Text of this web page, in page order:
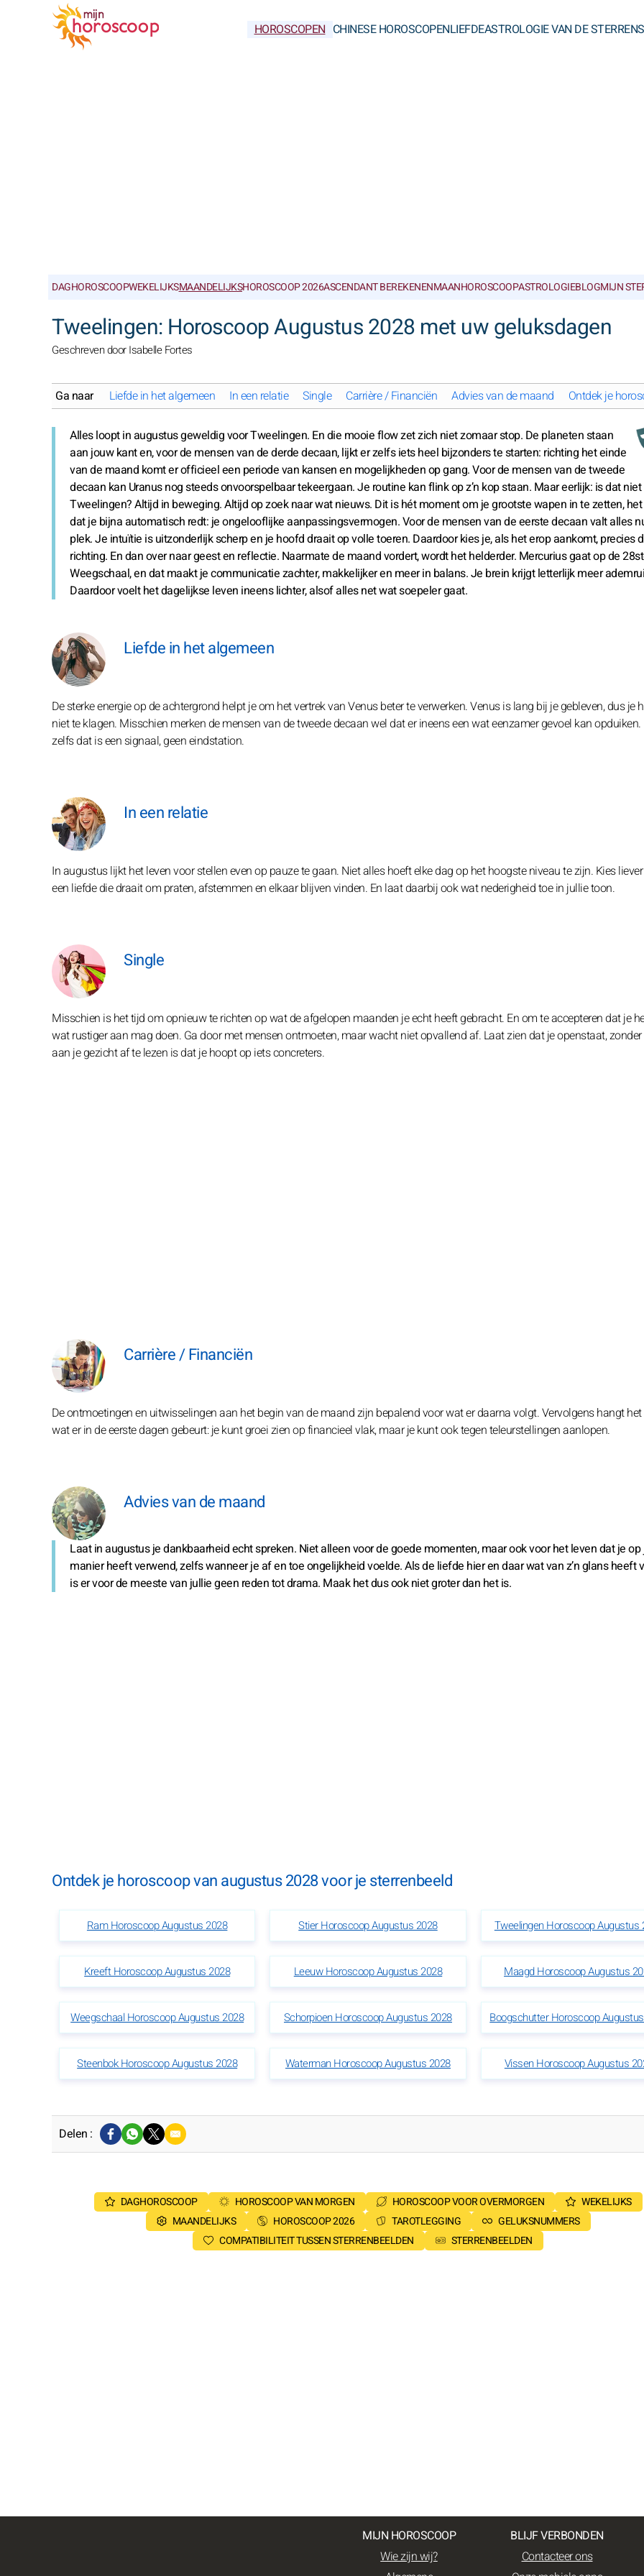
HOROSCOPEN CHINESE HOROSCOPENLIEFDEASTROLOGIE VAN DE STERREN
DAGHOROSCOOPWEKELIJKSMAANDELIJKSHOROSCOOP 2026ASCENDANT BEREKENENMAANHOROSCOOPASTROLOGIEBLOGMIJN
Tweelingen: Horoscoop Augustus 2028 met uw geluksdagen
Geschreven door Isabelle Fortes
Ga naar Liefde in het algemeen In een relatie Single Carrière / Financiën Advies van de maand Ontdek je
Alles loopt in augustus geweldig voor Tweelingen. En die mooie flow zet zich niet zomaar stop. De planeten staan
aan jouw kant en, voor de mensen van de derde decaan, lijkt er zelfs iets heel bijzonders te starten: richting het einde
van de maand komt er officieel een periode van kansen en mogelijkheden op gang. Voor de mensen van de tweede
decaan kan Uranus nog steeds onvoorspelbaar tekeergaan. Je routine kan flink op z’n kop staan. Maar eerlijk: is dat
Tweelingen? Altijd in beweging. Altijd op zoek naar wat nieuws. Dit is hét moment om je grootste wapen in te zetten,
dat je bijna automatisch redt: je ongelooflijke aanpassingsvermogen. Voor de mensen van de eerste decaan valt alles
plek. Je intuïtie is uitzonderlijk scherp en je hoofd draait op volle toeren. Daardoor kies je, als het erop aankomt, precies
richting. En dan over naar geest en reflectie. Naarmate de maand vordert, wordt het helderder. Mercurius gaat op de
Weegschaal, en dat maakt je communicatie zachter, makkelijker en meer in balans. Je brein krijgt letterlijk meer
Daardoor voelt het dagelijkse leven ineens lichter, alsof alles net wat soepeler gaat.
Liefde in het algemeen
De sterke energie op de achtergrond helpt je om het vertrek van Venus beter te verwerken. Venus is lang bij je gebleven, dus je
niet te klagen. Misschien merken de mensen van de tweede decaan wel dat er ineens een wat eenzamer gevoel kan
zelfs dat is een signaal, geen eindstation.
In een relatie
In augustus lijkt het leven voor stellen even op pauze te gaan. Niet alles hoeft elke dag op het hoogste niveau te zijn. Kies
een liefde die draait om praten, afstemmen en elkaar blijven vinden. En laat daarbij ook wat nederigheid toe in jullie toon.
Single
Misschien is het tijd om opnieuw te richten op wat de afgelopen maanden je echt heeft gebracht. En om te accepteren dat je
wat rustiger aan mag doen. Ga door met mensen ontmoeten, maar wacht niet opvallend af. Laat zien dat je openstaat,
aan je gezicht af te lezen is dat je hoopt op iets concreters.
Carrière / Financiën
De ontmoetingen en uitwisselingen aan het begin van de maand zijn bepalend voor wat er daarna volgt. Vervolgens hangt
wat er in de eerste dagen gebeurt: je kunt groei zien op financieel vlak, maar je kunt ook tegen teleurstellingen aanlopen.
Advies van de maand
Laat in augustus je dankbaarheid echt spreken. Niet alleen voor de goede momenten, maar ook voor het leven dat je
manier heeft verwend, zelfs wanneer je af en toe ongelijkheid voelde. Als de liefde hier en daar wat van z’n glans heeft
is er voor de meeste van jullie geen reden tot drama. Maak het dus ook niet groter dan het is.
Ontdek je horoscoop van augustus 2028 voor je sterrenbeeld
Ram Horoscoop Augustus 2028 Stier Horoscoop Augustus 2028 Tweelingen Horoscoop Augustus
Kreeft Horoscoop Augustus 2028 Leeuw Horoscoop Augustus 2028 Maagd Horoscoop Augustus
Weegschaal Horoscoop Augustus 2028 Schorpioen Horoscoop Augustus 2028 Boogschutter Horoscoop
Steenbok Horoscoop Augustus 2028 Waterman Horoscoop Augustus 2028 Vissen Horoscoop Augustus
Delen :
DAGHOROSCOOP HOROSCOOP VAN MORGEN HOROSCOOP VOOR OVERMORGEN
WEKELIJKS
MAANDELIJKS
HOROSCOOP 2026 TAROTLEGGING
GELUKSNUMMERS
COMPATIBILITEIT TUSSEN STERRENBEELDEN
STERRENBEELDEN
MIJN HOROSCOOP
Wie zijn wij?
BLIJF VERBONDEN
Contacteer ons